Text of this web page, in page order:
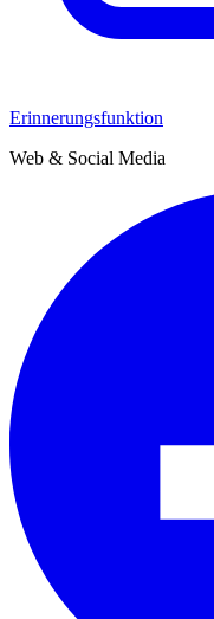
Erinnerungsfunktion
Web & Social Media